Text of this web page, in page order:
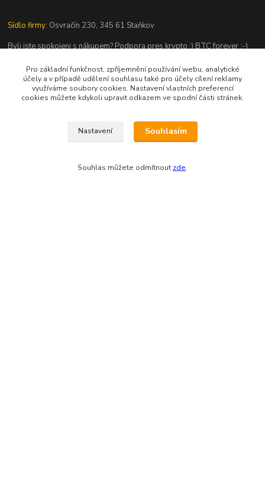
Sídlo firmy: Osvračín 230, 345 61 Staňkov
Byli jste spokojeni s nákupem? Podpora pres krypto :) BTC forever :-)
EVTERINKA.CZ - Bohumila Budínová
Pro základní funkčnost, zpříjemnění používání webu, analytické
účely a v případě udělení souhlasu také pro účely cílení reklamy
využíváme soubory cookies. Nastavení vlastních preferencí
cookies můžete kdykoli upravit odkazem ve spodní části stránek.
Nastavení Souhlasím
Souhlas můžete odmítnout zde.